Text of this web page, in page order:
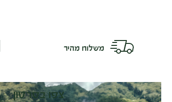
משלוח מהיר
צפו בסרטון